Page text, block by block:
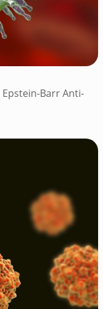
Barr Anti-